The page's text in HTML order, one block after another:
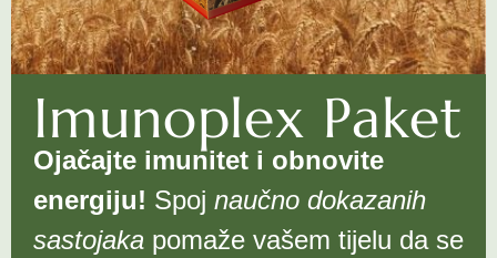
Imunoplex Paket
Ojačajte imunitet i obnovite
energiju! Spoj naučno dokazanih
sastojaka pomaže vašem tijelu da se